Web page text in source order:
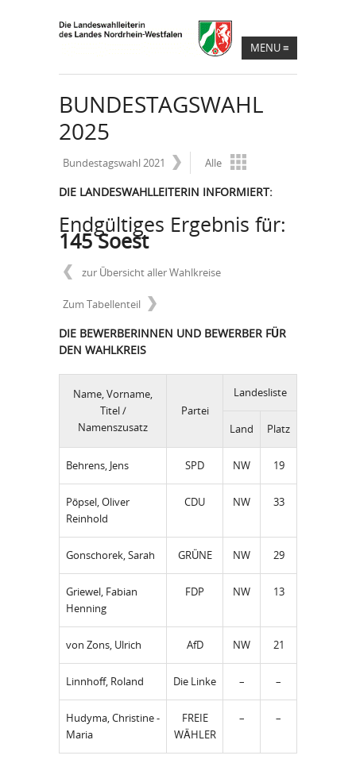
MENU≡
BUNDESTAGSWAHL
2025
Bundestagswahl 2021 Alle
DIE LANDESWAHLLEITERIN INFORMIERT:
Endgültiges Ergebnis für:
145 Soest
zur Übersicht aller Wahlkreise
Zum Tabellenteil
DIE BEWERBERINNEN UND BEWERBER FÜR
DEN WAHLKREIS
Name, Vorname,
Titel /
Namenszusatz
Partei
Landesliste
Land Platz
Behrens, Jens SPD NW 19
Pöpsel, Oliver
Reinhold
CDU NW 33
Gonschorek, Sarah GRÜNE NW 29
Griewel, Fabian
Henning
FDP NW 13
von Zons, Ulrich AfD NW 21
Linnhoff, Roland Die Linke – –
Hudyma, Christine -
Maria
FREIE
WÄHLER
– –